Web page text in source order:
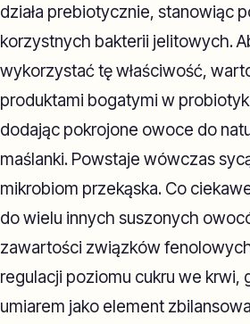
działa prebiotycznie, stanowiąc
korzystnych bakterii jelitowych.
wykorzystać tę właściwość,
produktami bogatymi w
dodając pokrojone owoce do
maślanki. Powstaje wówczas
mikrobiom przekąska. Co
do wielu innych suszonych
zawartości związków
regulacji poziomu cukru we krwi,
umiarem jako element